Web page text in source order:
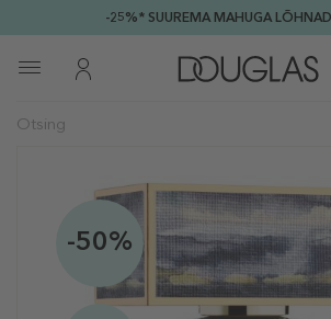
-25%* SUUREMA MAHUGA
-50%